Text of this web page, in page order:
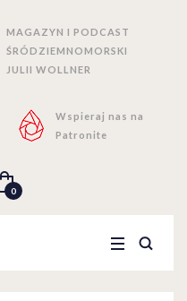
MAGAZYN I PODCAST
ŚRÓDZIEMNOMORSKI
JULII WOLLNER
Wspieraj nas na
Patronite
0